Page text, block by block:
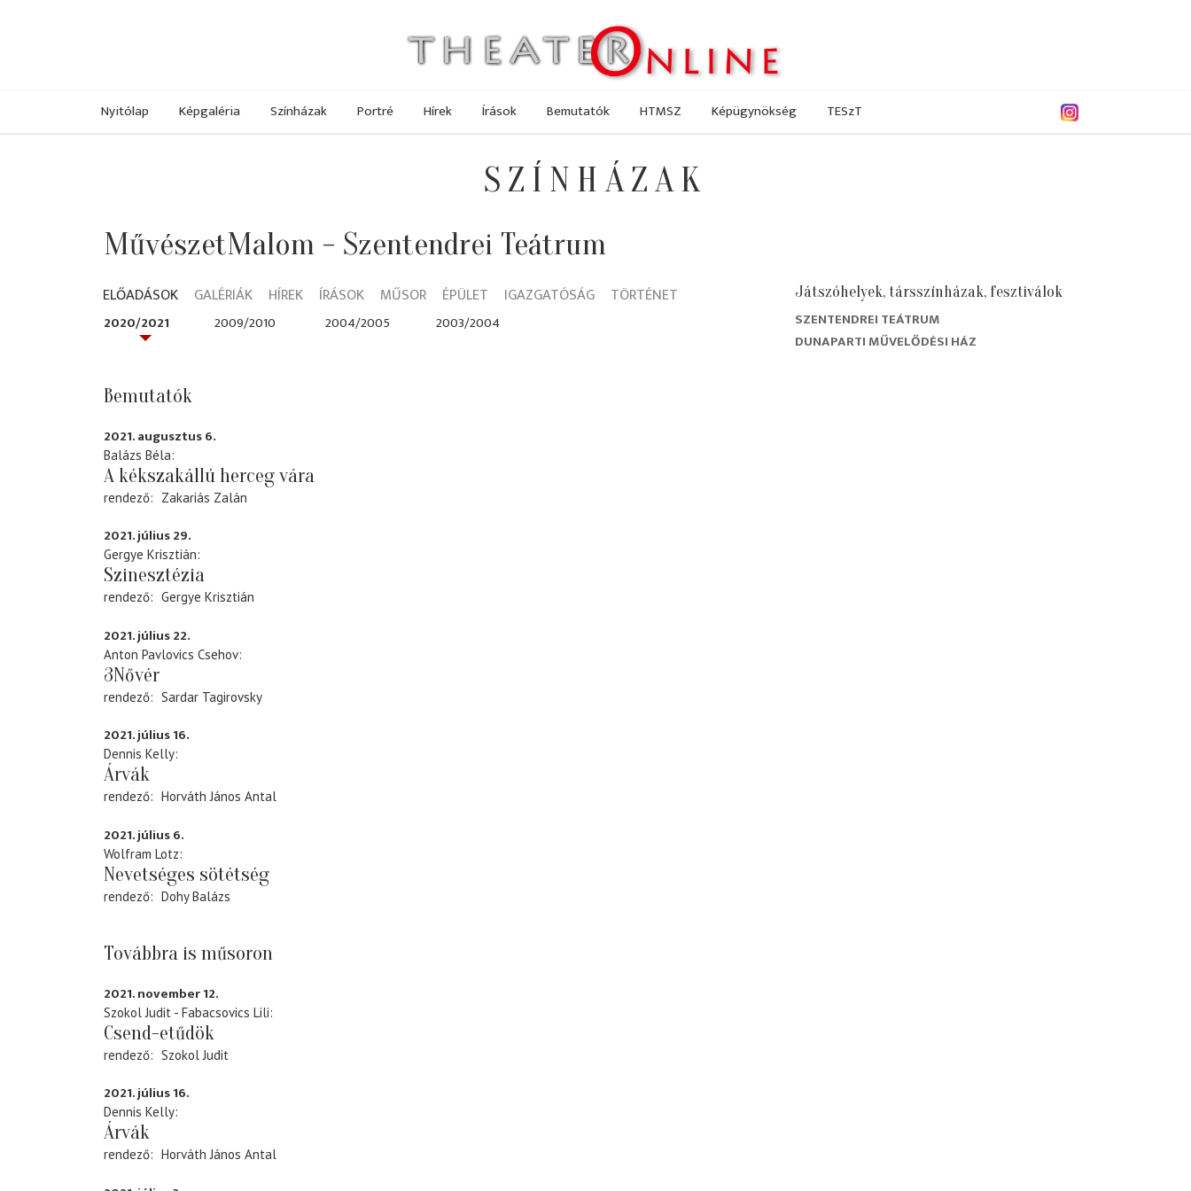
Nyitólap Képgaléria Színházak Portré Hírek Írások Bemutatók HTMSZ Képügynökség TESzT
SZÍNHÁZAK
MűvészetMalom - Szentendrei Teátrum
ELŐADÁSOK GALÉRIÁK HÍREK ÍRÁSOK MŰSOR ÉPÜLET IGAZGATÓSÁG TÖRTÉNET
2020/2021 2009/2010 2004/2005 2003/2004
Bemutatók
2021. augusztus 6.
Balázs Béla
A kékszakállú herceg vára
rendező Zakariás Zalán
2021. július 29.
Gergye Krisztián
Szinesztézia
rendező Gergye Krisztián
2021. július 22.
Anton Pavlovics Csehov
3Nővér
rendező Sardar Tagirovsky
2021. július 16.
Dennis Kelly
Árvák
rendező Horváth János Antal
2021. július 6.
Wolfram Lotz
Nevetséges sötétség
rendező Dohy Balázs
Továbbra is műsoron
2021. november 12.
Szokol Judit - Fabacsovics Lili
Csend-etűdök
rendező Szokol Judit
2021. július 16.
Dennis Kelly
Árvák
rendező Horváth János Antal
Játszóhelyek, társszínházak, fesztiválok
SZENTENDREI TEÁTRUM
DUNAPARTI MŰVELŐDÉSI HÁZ